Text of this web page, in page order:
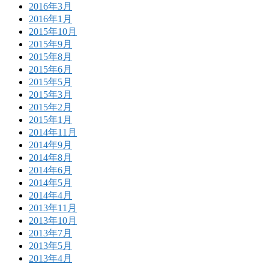
2016年3月
2016年1月
2015年10月
2015年9月
2015年8月
2015年6月
2015年5月
2015年3月
2015年2月
2015年1月
2014年11月
2014年9月
2014年8月
2014年6月
2014年5月
2014年4月
2013年11月
2013年10月
2013年7月
2013年5月
2013年4月